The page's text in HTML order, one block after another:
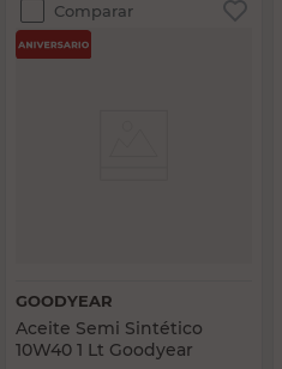
Comparar
GOODYEAR
Aceite Semi Sintético
10W40 1 Lt Goodyear